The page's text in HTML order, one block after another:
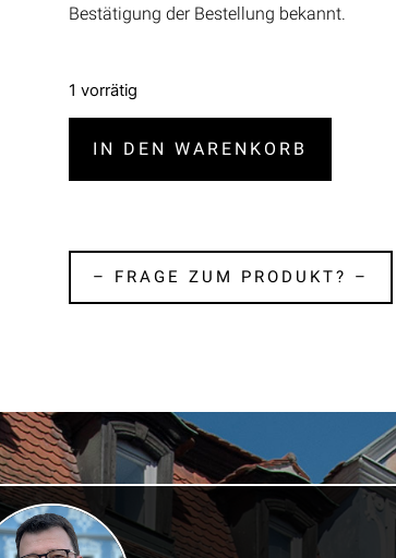
Bestätigung der Bestellung bekannt.
1 vorrätig
IN DEN WARENKORB
– FRAGE ZUM PRODUKT? –